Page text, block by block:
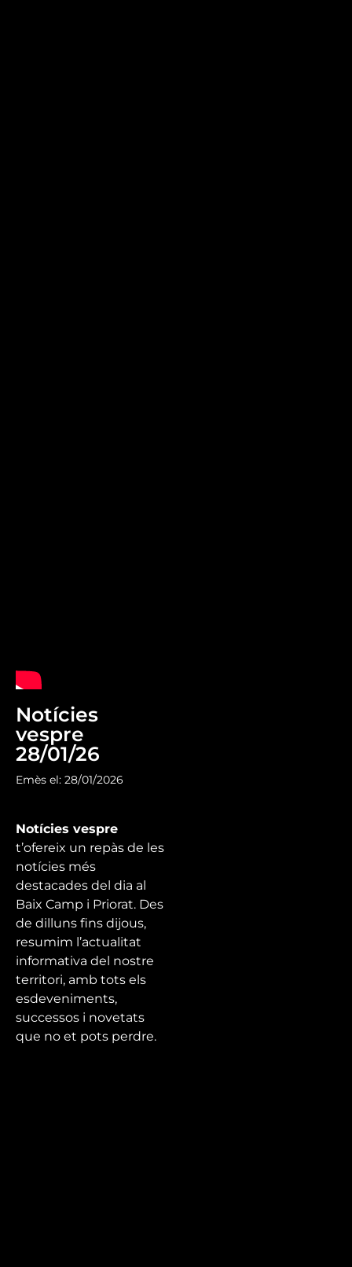
Notícies
vespre
28/01/26
Emès el: 28/01/2026
Notícies vespre
t’ofereix un repàs de les
notícies més
destacades del dia al
Baix Camp i Priorat. Des
de dilluns fins dijous,
resumim l’actualitat
informativa del nostre
territori, amb tots els
esdeveniments,
successos i novetats
que no et pots perdre.